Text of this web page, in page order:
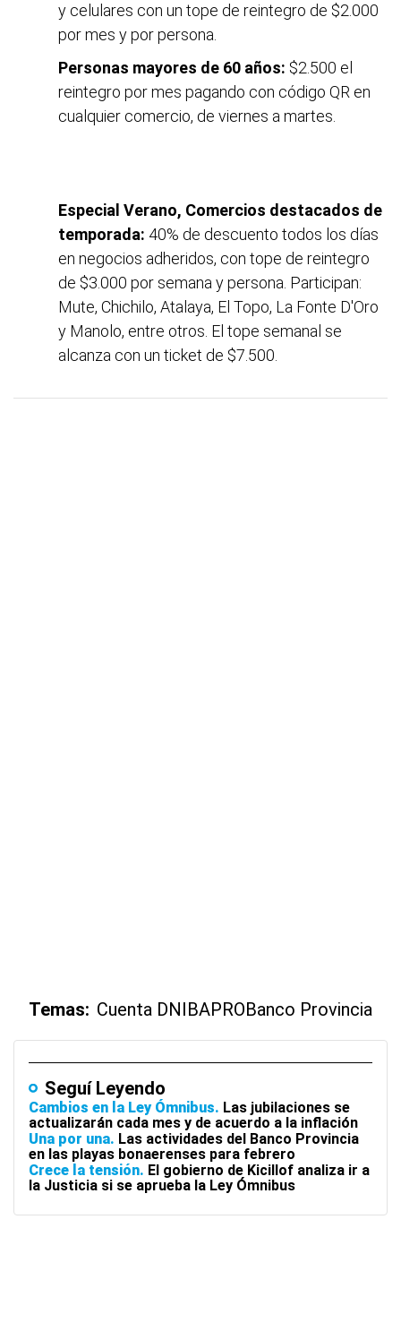
y celulares con un tope de reintegro de $2.000
por mes y por persona.
Personas mayores de 60 años: $2.500 el
reintegro por mes pagando con código QR en
cualquier comercio, de viernes a martes.
Especial Verano, Comercios destacados de
temporada: 40% de descuento todos los días
en negocios adheridos, con tope de reintegro
de $3.000 por semana y persona. Participan:
Mute, Chichilo, Atalaya, El Topo, La Fonte D'Oro
y Manolo, entre otros. El tope semanal se
alcanza con un ticket de $7.500.
Temas: Cuenta DNIBAPROBanco Provincia
Seguí Leyendo
Cambios en la Ley Ómnibus Las jubilaciones se
actualizarán cada mes y de acuerdo a la inflación
Una por una Las actividades del Banco Provincia
en las playas bonaerenses para febrero
Crece la tensión El gobierno de Kicillof analiza ir a
la Justicia si se aprueba la Ley Ómnibus